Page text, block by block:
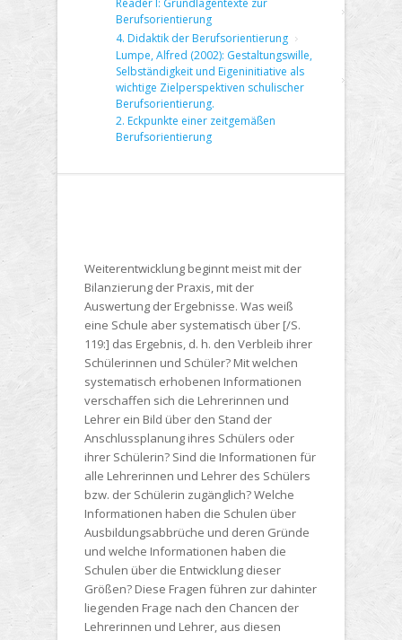
Reader I: Grundlagentexte zur
Berufsorientierung
4. Didaktik der Berufsorientierung
Lumpe, Alfred (2002): Gestaltungswille,
Selbständigkeit und Eigeninitiative als
wichtige Zielperspektiven schulischer
Berufsorientierung.
2. Eckpunkte einer zeitgemäßen
Berufsorientierung
Weiterentwicklung beginnt meist mit der
Bilanzierung der Praxis, mit der
Auswertung der Ergebnisse. Was weiß
eine Schule aber systematisch über [/S.
119:] das Ergebnis, d. h. den Verbleib ihrer
Schülerinnen und Schüler? Mit welchen
systematisch erhobenen Informationen
verschaffen sich die Lehrerinnen und
Lehrer ein Bild über den Stand der
Anschlussplanung ihres Schülers oder
ihrer Schülerin? Sind die Informationen für
alle Lehrerinnen und Lehrer des Schülers
bzw. der Schülerin zugänglich? Welche
Informationen haben die Schulen über
Ausbildungsabbrüche und deren Gründe
und welche Informationen haben die
Schulen über die Entwicklung dieser
Größen? Diese Fragen führen zur dahinter
liegenden Frage nach den Chancen der
Lehrerinnen und Lehrer, aus diesen